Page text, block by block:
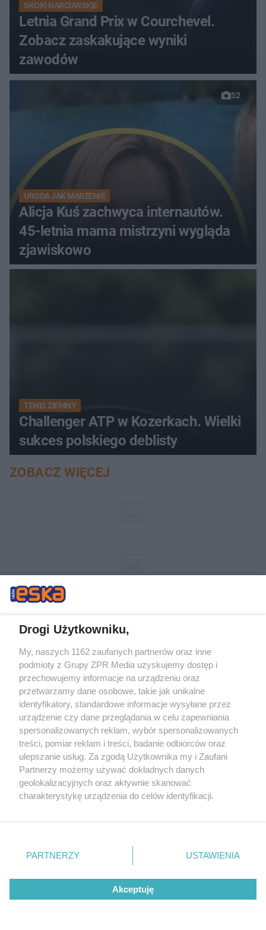
SKOKI NARCIARSKIE
Letnia Grand Prix w Courchevel.
Zobacz zaskakujące wyniki
zawodów
52
URODA JAK MARZENIE
Alicja Kuś zachwyca internautów.
45-letnia mama mistrzyni wygląda
zjawiskowo
TENIS ZIEMNY
Challenger ATP w Kozerkach. Wielki
sukces polskiego deblisty
ZOBACZ WIĘCEJ
eksploatacji w jakiejkolwiek formie, włącznie z umieszczaniem w
Internecie bez pisemnej zgody właściciela praw. Jakiekolwiek użycie lub
wykorzystanie utworów w całości lub w części z naruszeniem prawa,
Drogi Użytkowniku,
My, naszych 1162 zaufanych partnerów oraz inne
podmioty z Grupy ZPR Media uzyskujemy dostęp i
przechowujemy informacje na urządzeniu oraz
przetwarzamy dane osobowe, takie jak unikalne
identyfikatory, standardowe informacje wysyłane przez
urządzenie czy dane przeglądania w celu zapewniania
spersonalizowanych reklam, wybór spersonalizowanych
treści, pomiar reklam i treści, badanie odbiorców oraz
ulepszanie usług. Za zgodą Użytkownika my i Zaufani
Partnerzy możemy używać dokładnych danych
geolokalizacyjnych oraz aktywnie skanować
charakterystykę urządzenia do celów identyfikacji.
zmienić/wycofać klikając przycisk ustawień prywatności
znajdujący się w lewym dolnym rogu strony
rodzaje przetwarzania danych nie wymagają zgody
użytkownika, ale masz prawo sprzeciwić się takiemu
przetwarzaniu. Preferencje będą miały zastosowanie tylko
PARTNERZY USTAWIENIA
Akceptuję